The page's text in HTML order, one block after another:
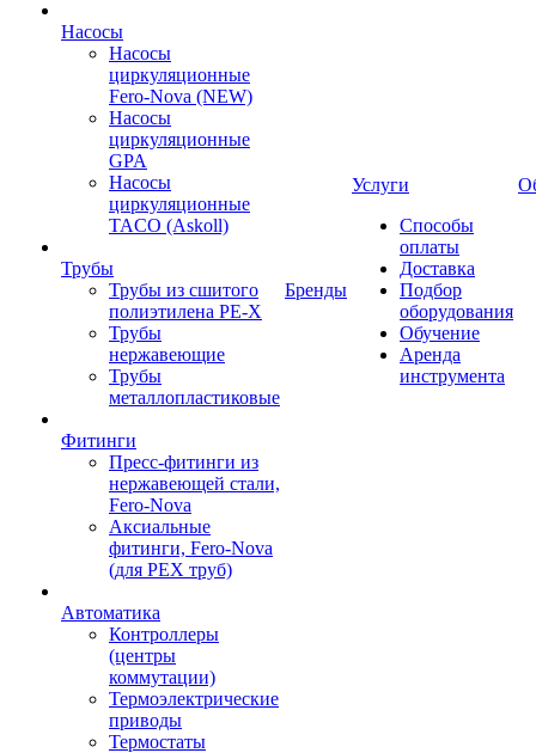
Насосы
Насосы
циркуляционные
Fero-Nova (NEW)
Насосы
циркуляционные
GPA
Насосы
циркуляционные
TACO (Askoll)
Трубы
Трубы из сшитого
полиэтилена PE-X
Трубы
нержавеющие
Трубы
металлопластиковые
Фитинги
Пресс-фитинги из
нержавеющей стали,
Fero-Nova
Аксиальные
фитинги, Fero-Nova
(для PEX труб)
Автоматика
Контроллеры
(центры
коммутации)
Термоэлектрические
приводы
Термостаты
Бренды
Услуги
Способы
оплаты
Доставка
Подбор
оборудования
Обучение
Аренда
инструмента